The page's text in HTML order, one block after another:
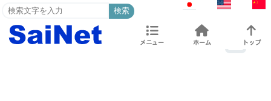
検索
メニュー ホーム トップ